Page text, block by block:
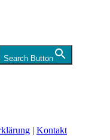
Search Button
| Kontakt